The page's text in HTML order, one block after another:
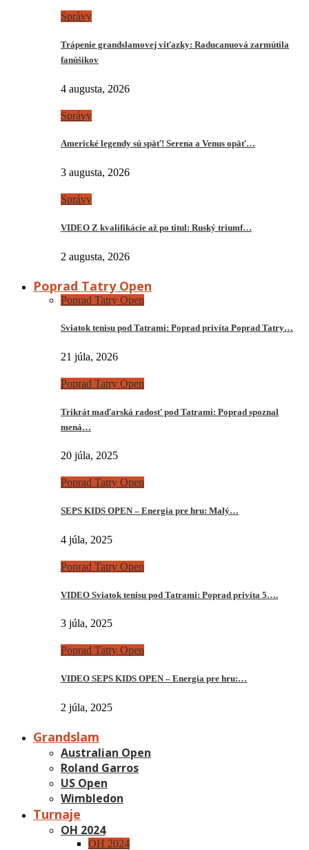
Správy
Trápenie grandslamovej víťazky: Raducanuová zarmútila
fanúšikov
4 augusta, 2026
Správy
Americké legendy sú späť! Serena a Venus opäť…
3 augusta, 2026
Správy
VIDEO Z kvalifikácie až po titul: Ruský triumf…
2 augusta, 2026
Poprad Tatry Open
Poprad Tatry Open
Sviatok tenisu pod Tatrami: Poprad privíta Poprad Tatry…
21 júla, 2026
Poprad Tatry Open
Trikrát maďarská radosť pod Tatrami: Poprad spoznal
mená…
20 júla, 2025
Poprad Tatry Open
SEPS KIDS OPEN – Energia pre hru: Malý…
4 júla, 2025
Poprad Tatry Open
VIDEO Sviatok tenisu pod Tatrami: Poprad privíta 5….
3 júla, 2025
Poprad Tatry Open
VIDEO SEPS KIDS OPEN – Energia pre hru:…
2 júla, 2025
Grandslam
Australian Open
Roland Garros
US Open
Wimbledon
Turnaje
OH 2024
OH 2024